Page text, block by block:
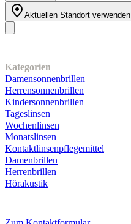
Aktuellen Standort verwenden
Kategorien
Damensonnenbrillen
Herrensonnenbrillen
Kindersonnenbrillen
Tageslinsen
Wochenlinsen
Monatslinsen
Kontaktlinsenpflegemittel
Damenbrillen
Herrenbrillen
Hörakustik